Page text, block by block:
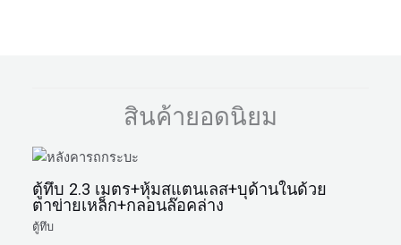
สินค้ายอดนิยม
ตู้ทึบ 2.3 เมตร+หุ้มสแตนเลส+บุด้านในด้วย
ตาข่ายเหล็ก+กลอนล๊อคล่าง
ตู้ทึบ